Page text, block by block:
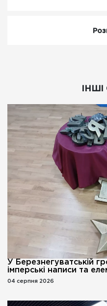
ІНШІ
У Березнегуватській
імперські написи та
04 серпня 2026